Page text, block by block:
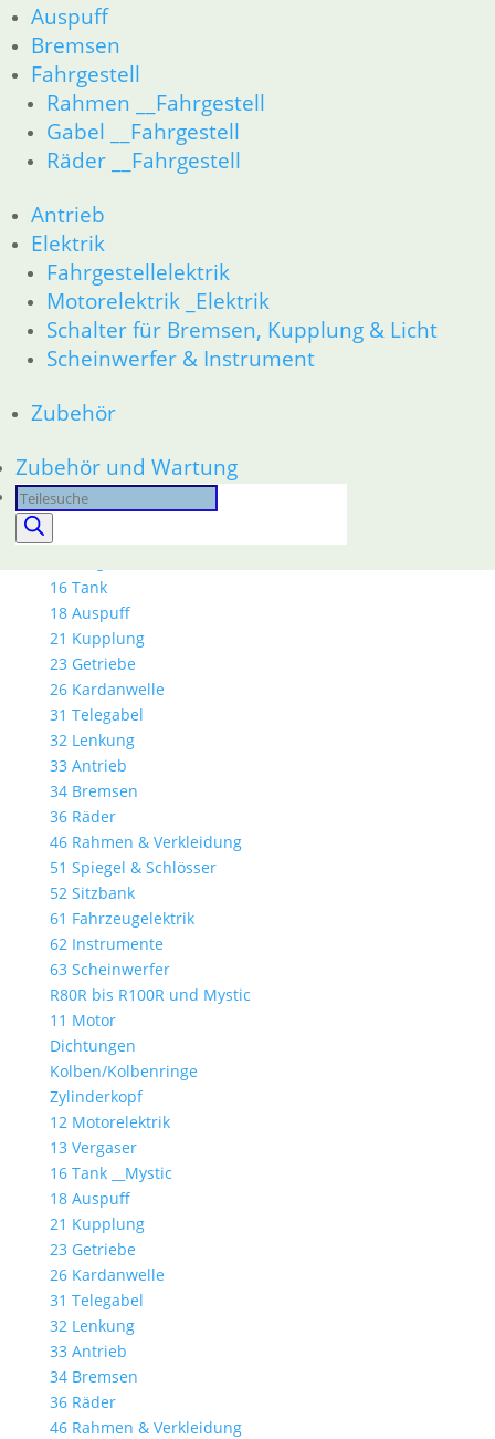
Auspuff
Bremsen
Fahrgestell
Rahmen __Fahrgestell
Gabel __Fahrgestell
Räder __Fahrgestell
Antrieb
Elektrik
Fahrgestellelektrik
Motorelektrik _Elektrik
Schalter für Bremsen, Kupplung & Licht
Scheinwerfer & Instrument
Zubehör
Zubehör und Wartung
Products
search
18 Auspuff
13 Vergaser
21 Kupplung
23 Getriebe
26 Kardanwelle
31 Telegabel
32 Lenkung
33 Antrieb
34 Bremsen
36 Räder
46 Rahmen & Verkleidung
51 Spiegel & Schlösser
61 Fahrzeugelektrik
62 Instrumente
R80GS bis R100GS PD 1990
Dichtungen
Kolben/Kolbenringe
Zylinderkopf
12 Motorelektrik
16 Tank
18 Auspuff
21 Kupplung
23 Getriebe
26 Kardanwelle
31 Telegabel
32 Lenkung
33 Antrieb
34 Bremsen
36 Räder
46 Rahmen & Verkleidung
51 Spiegel & Schlösser
52 Sitzbank
61 Fahrzeugelektrik
62 Instrumente
63 Scheinwerfer
R80R bis R100R und Mystic
11 Motor
Dichtungen
Kolben/Kolbenringe
Zylinderkopf
12 Motorelektrik
13 Vergaser
16 Tank __Mystic
18 Auspuff
21 Kupplung
23 Getriebe
26 Kardanwelle
31 Telegabel
32 Lenkung
33 Antrieb
34 Bremsen
36 Räder
46 Rahmen & Verkleidung